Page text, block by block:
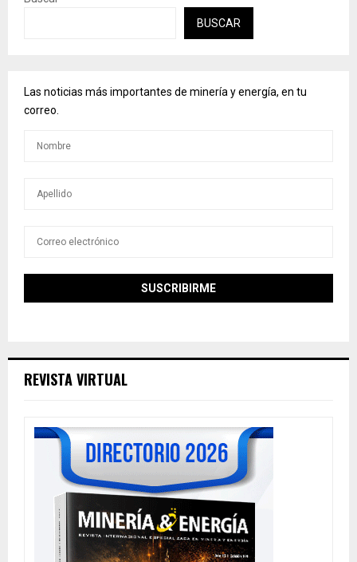
BUSCAR
Las noticias más importantes de minería y energía, en tu
correo.
REVISTA VIRTUAL